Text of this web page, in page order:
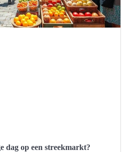
dag op een streekmarkt?